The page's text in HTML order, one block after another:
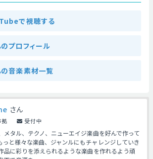
で視聴する
プロフィール
音楽素材一覧
さん
拠 受付中
メタル、テクノ、ニューエイジ楽曲を好んで作って
っと様々な楽曲、ジャンルにもチャレンジしていき
品に彩りを添えられるような楽曲を作れるよう頑